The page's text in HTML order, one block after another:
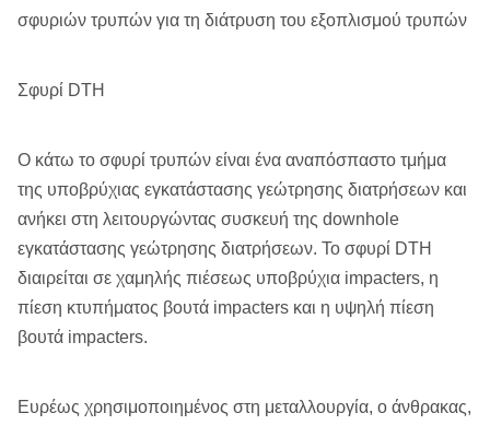
σφυριών τρυπών για τη διάτρυση του εξοπλισμού τρυπών
Σφυρί DTH
Ο κάτω το σφυρί τρυπών είναι ένα αναπόσπαστο τμήμα
της υποβρύχιας εγκατάστασης γεώτρησης διατρήσεων και
ανήκει στη λειτουργώντας συσκευή της downhole
εγκατάστασης γεώτρησης διατρήσεων. Το σφυρί DTH
διαιρείται σε χαμηλής πιέσεως υποβρύχια impacters, η
πίεση κτυπήματος βουτά impacters και η υψηλή πίεση
βουτά impacters.
Ευρέως χρησιμοποιημένος στη μεταλλουργία, ο άνθρακας,